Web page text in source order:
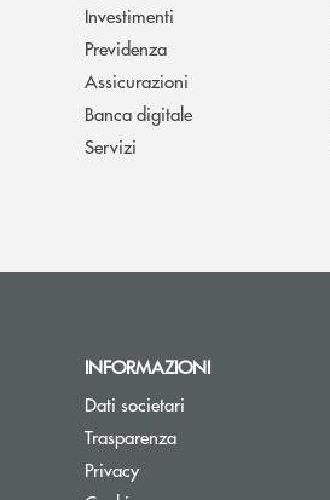
Investimenti
Previdenza
Assicurazioni
Banca digitale
Servizi
INFORMAZIONI
Dati societari
Trasparenza
Privacy